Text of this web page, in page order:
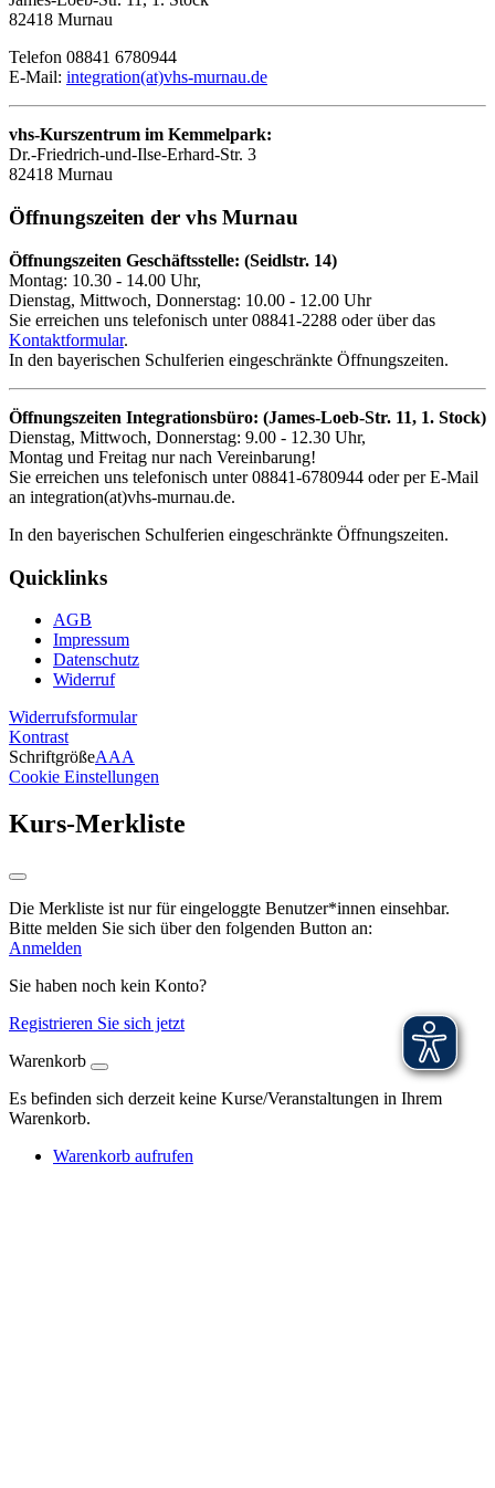
82418 Murnau
Telefon 08841 6780944
E-Mail: integration(at)vhs-murnau.de
vhs-Kurszentrum im Kemmelpark:
Dr.-Friedrich-und-Ilse-Erhard-Str. 3
82418 Murnau
Öffnungszeiten der vhs Murnau
Öffnungszeiten Geschäftsstelle: (Seidlstr. 14)
Montag: 10.30 - 14.00 Uhr,
Dienstag, Mittwoch, Donnerstag: 10.00 - 12.00 Uhr
Sie erreichen uns telefonisch unter 08841-2288 oder über das
Kontaktformular.
In den bayerischen Schulferien eingeschränkte Öffnungszeiten.
Öffnungszeiten Integrationsbüro: (James-Loeb-Str. 11, 1. Stock)
Dienstag, Mittwoch, Donnerstag: 9.00 - 12.30 Uhr,
Montag und Freitag nur nach Vereinbarung!
Sie erreichen uns telefonisch unter 08841-6780944 oder per E-Mail
an integration(at)vhs-murnau.de.
In den bayerischen Schulferien eingeschränkte Öffnungszeiten.
Quicklinks
AGB
Impressum
Datenschutz
Widerruf
Widerrufsformular
Kontrast
SchriftgrößeAAA
Cookie Einstellungen
Kurs-Merkliste
Die Merkliste ist nur für eingeloggte Benutzer*innen einsehbar.
Bitte melden Sie sich über den folgenden Button an:
Anmelden
Sie haben noch kein Konto?
Registrieren Sie sich jetzt
Warenkorb
Es befinden sich derzeit keine Kurse/Veranstaltungen in Ihrem
Warenkorb.
Warenkorb aufrufen